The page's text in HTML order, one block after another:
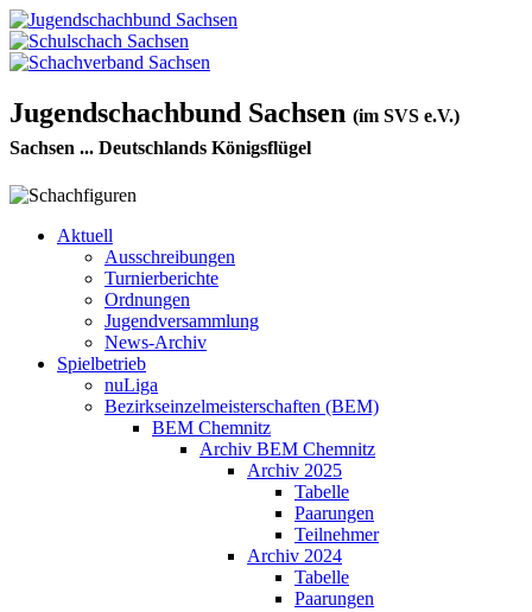
Jugendschachbund Sachsen (im SVS e.V.)
Sachsen ... Deutschlands Königsflügel
Aktuell
Ausschreibungen
Turnierberichte
Ordnungen
Jugendversammlung
News-Archiv
Spielbetrieb
nuLiga
Bezirkseinzelmeisterschaften (BEM)
BEM Chemnitz
Archiv BEM Chemnitz
Archiv 2025
Tabelle
Paarungen
Teilnehmer
Archiv 2024
Tabelle
Paarungen